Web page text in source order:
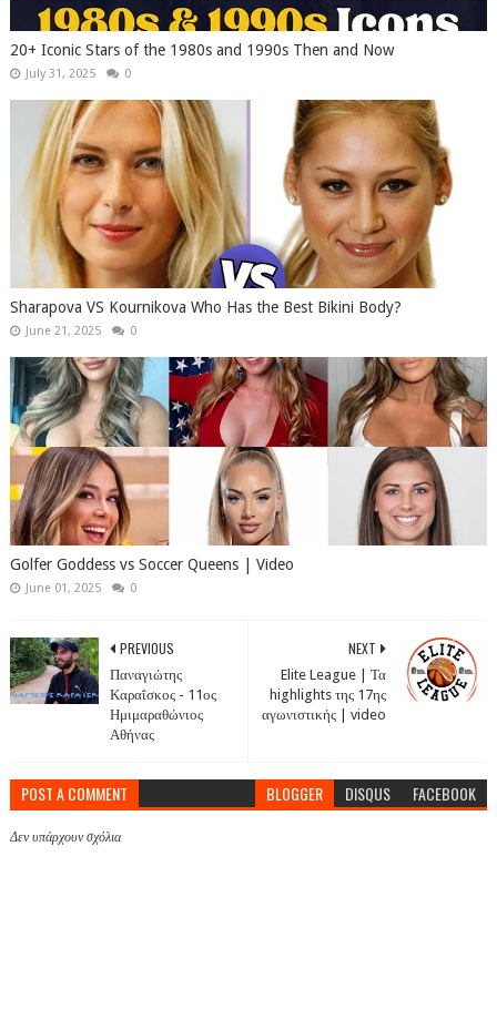
20+ Iconic Stars of the 1980s and 1990s Then and Now
July 31, 2025 0
Sharapova VS Kournikova Who Has the Best Bikini Body?
June 21, 2025 0
Golfer Goddess vs Soccer Queens | Video
June 01, 2025 0
NEXT
Elite League | Τα
highlights της 17ης
αγωνιστικής | video
PREVIOUS
Παναγιώτης
Καραΐσκος - 11ος
Ημιμαραθώνιος
Αθήνας
POST A COMMENT BLOGGER DISQUS FACEBOOK
Δεν υπάρχουν σχόλια